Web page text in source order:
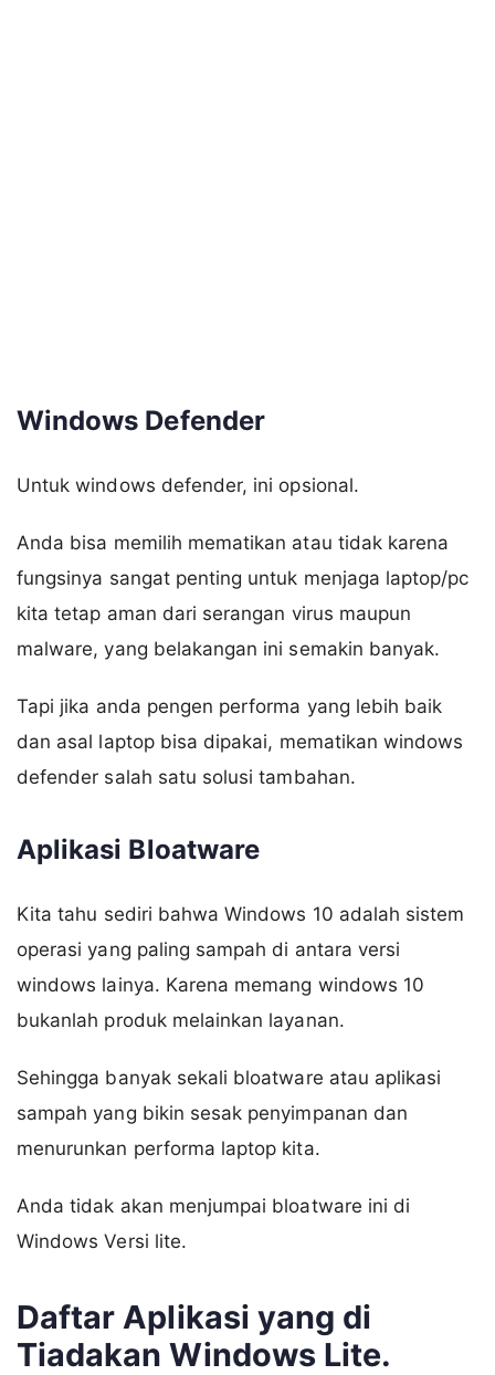
Windows Defender
Untuk windows defender, ini opsional.
Anda bisa memilih mematikan atau tidak karena
fungsinya sangat penting untuk menjaga laptop/pc
kita tetap aman dari serangan virus maupun
malware, yang belakangan ini semakin banyak.
Tapi jika anda pengen performa yang lebih baik
dan asal laptop bisa dipakai, mematikan windows
defender salah satu solusi tambahan.
Aplikasi Bloatware
Kita tahu sediri bahwa Windows 10 adalah sistem
operasi yang paling sampah di antara versi
windows lainya. Karena memang windows 10
bukanlah produk melainkan layanan.
Sehingga banyak sekali bloatware atau aplikasi
sampah yang bikin sesak penyimpanan dan
menurunkan performa laptop kita.
Anda tidak akan menjumpai bloatware ini di
Windows Versi lite.
Daftar Aplikasi yang di
Tiadakan Windows Lite.